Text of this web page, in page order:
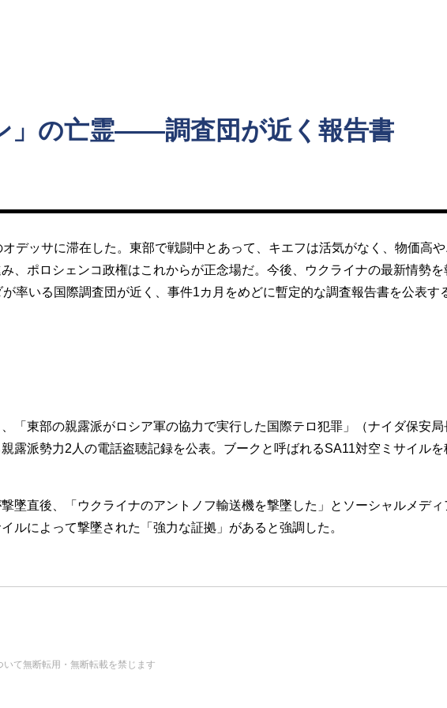
」の亡霊――調査団が近く報告書
デッサに滞在した。東部で戦闘中とあって、キエフは活気がなく、物価高
、ポロシェンコ政権はこれからが正念場だ。今後、ウクライナの最新情勢
率いる国際調査団が近く、事件1カ月をめどに暫定的な調査報告書を公表
東部の親露派がロシア軍の協力で実行した国際テロ犯罪」（ナイダ保安
露派勢力2人の電話盗聴記録を公表。ブークと呼ばれるSA11対空ミサイル
直後、「ウクライナのアントノフ輸送機を撃墜した」とソーシャルメデ
ルによって撃墜された「強力な証拠」があると強調した。
て無断転用・無断転載を禁じます